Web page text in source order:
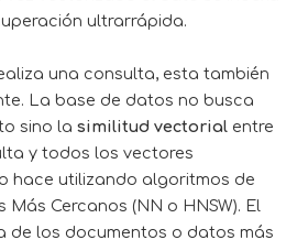
ultrarrápida.
una consulta, esta también
La base de datos no busca
sino la similitud vectorial entre
y todos los vectores
hace utilizando algoritmos de
Más Cercanos (NN o HNSW). El
de los documentos o datos más